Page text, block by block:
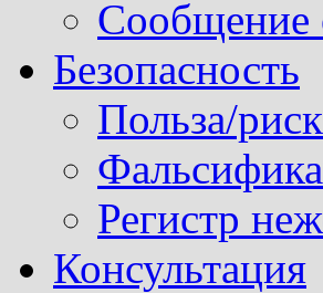
Сообщение
Безопасность
Польза/
Регистр
Консультация